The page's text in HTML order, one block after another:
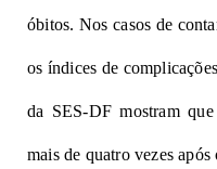
óbitos. Nos casos de
os índices de
da SES-DFmostram
mais de quatro vezes